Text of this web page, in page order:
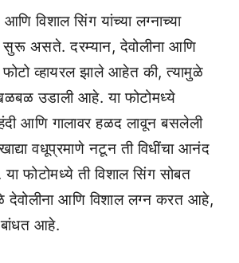
आणि विशाल सिंग यांच्या लग्नाच्या
सुरू असते. दरम्यान, देवोलीना आणि
व्हायरल झाले आहेत की, त्यामुळे
उडाली आहे. या फोटोमध्ये
आणि गालावर हळद लावून बसलेली
वधूप्रमाणे नटून ती विधींचा आनंद
फोटोमध्ये ती विशाल सिंग सोबत
देवोलीना आणि विशाल लग्न करत आहे,
आहे.